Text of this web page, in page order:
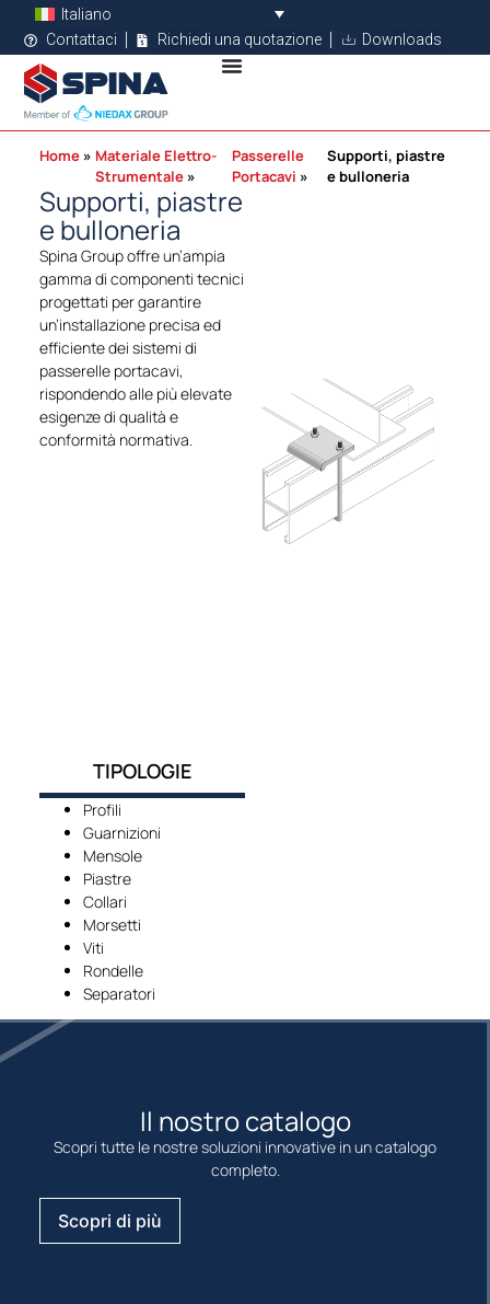
Italiano
Contattaci
Richiedi una quotazione Downloads
Home
Materiale Elettro-
Strumentale
Passerelle
Portacavi
Supporti, piastre
e bulloneria
Supporti, piastre
e bulloneria
Spina Group offre un’ampia
gamma di componenti tecnici
progettati per garantire
un’installazione precisa ed
efficiente dei sistemi di
passerelle portacavi,
rispondendo alle più elevate
esigenze di qualità e
conformità normativa.
TIPOLOGIE
Profili
Guarnizioni
Mensole
Piastre
Collari
Morsetti
Viti
Rondelle
Separatori
Il nostro catalogo
Scopri tutte le nostre soluzioni innovative in un catalogo
completo.
Scopri di più